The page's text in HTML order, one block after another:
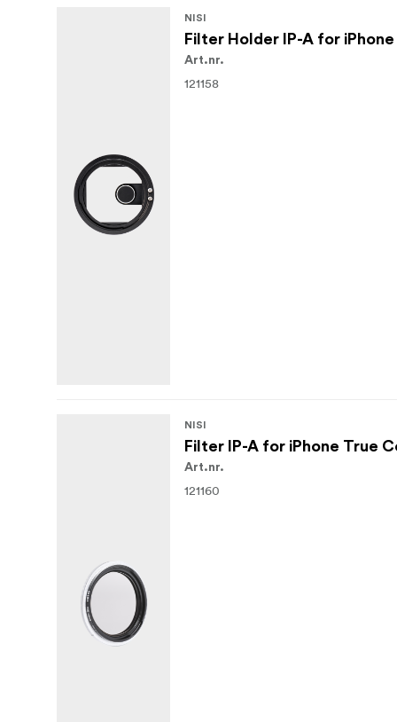
Kontrastas ir ryškumas yra sumažinti,
NISI
Filter Holder IP-A for iPhone
Art.nr.
121158
NISI
Filter IP-A for iPhone True
Art.nr.
121160